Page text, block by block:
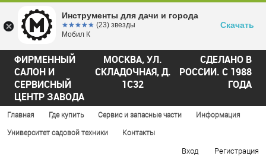
ФИРМЕННЫЙ
САЛОН И
СЕРВИСНЫЙ
ЦЕНТР ЗАВОДА
МОСКВА, УЛ.
СКЛАДОЧНАЯ, Д.
1С32
СДЕЛАНО В
РОССИИ. С 1988
ГОДА
Главная Где купить Сервис и запасные части Информация
Университет садовой техники Контакты
Вход Регистрация
Инструменты для дачи и города
☆☆☆☆☆
★★★★★ (23) звезды
Мобил К
Скачать